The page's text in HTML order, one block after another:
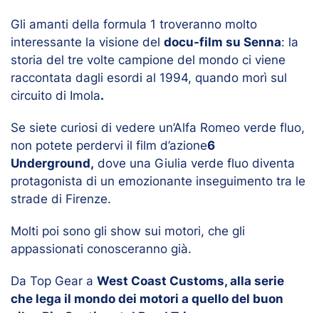
Gli amanti della formula 1 troveranno molto
interessante la visione del docu-film su Senna: la
storia del tre volte campione del mondo ci viene
raccontata dagli esordi al 1994, quando morì sul
circuito di Imola.
Se siete curiosi di vedere un’Alfa Romeo verde fluo,
non potete perdervi il film d’azione6
Underground, dove una Giulia verde fluo diventa
protagonista di un emozionante inseguimento tra le
strade di Firenze.
Molti poi sono gli show sui motori, che gli
appassionati conosceranno già.
Da Top Gear a West Coast Customs, alla serie
che lega il mondo dei motori a quello del buon